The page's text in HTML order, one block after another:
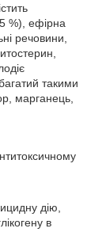
%), ефірна
речовини,
такими
марганець,
дію,
в